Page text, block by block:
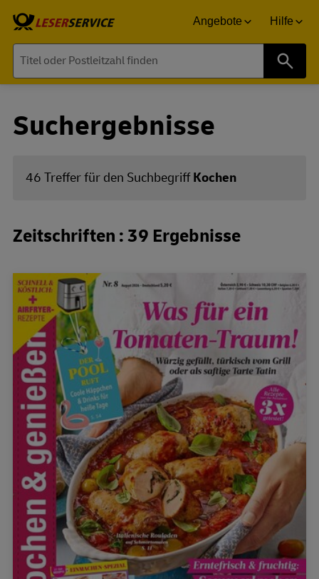
Angebote Hilfe
Suchergebnisse
46 Treffer für den SuchbegriffKochen
Zeitschriften : 39 Ergebnisse